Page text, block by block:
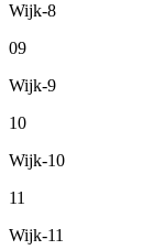
Wijk-8
09
Wijk-9
10
Wijk-10
11
Wijk-11